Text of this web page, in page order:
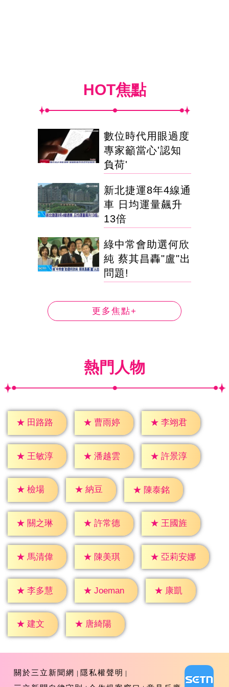
HOT焦點
數位時代用眼過度
專家籲當心'認知
負荷'
新北捷運8年4線通
車 日均運量飆升
13倍
綠中常會助選何欣
純 蔡其昌轟"盧"出
問題!
更多焦點+
熱門人物
★ 田路路 ★ 曹雨婷 ★ 李翊君
★ 王敏淳 ★ 潘越雲 ★ 許景淳
★ 檢場 ★ 納豆 ★ 陳泰銘
★ 關之琳 ★ 許常德 ★ 王國旌
★ 馬清偉 ★ 陳美琪 ★ 亞莉安娜
★ 李多慧 ★ Joeman ★ 康凱
★ 建文 ★ 唐綺陽
關於三立新聞網
隱私權聲明